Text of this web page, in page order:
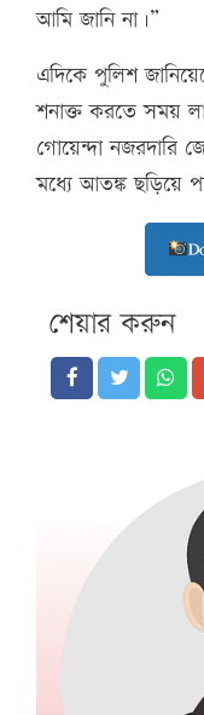
আমি জানি না।”
এদিকে পুলিশ
শনাক্ত করতে সময়
গোয়েন্দা নজরদারি
মধ্যে আতঙ্ক ছড়িয়ে
শেয়ার করুন